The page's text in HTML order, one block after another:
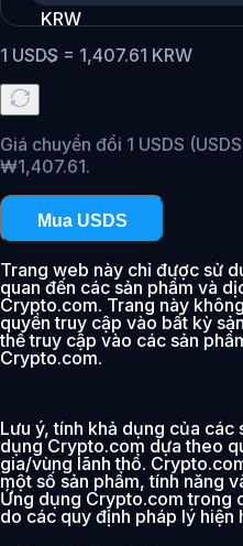
KRW
1 USDS = 1,407.61 KRW
Giá chuyển đổi 1 USDS
₩1,407.61.
Mua USDS
Trang web này chỉ được sử
quan đến các sản phẩm và
Crypto.com. Trang này
quyền truy cập vào bất kỳ
thể truy cập vào các sản
Crypto.com.
Lưu ý, tính khả dụng của các
dụng Crypto.com dựa theo
gia/vùng lãnh thổ.
một số sản phẩm, tính năng
Ứng dụng Crypto.com trong
do các quy định pháp lý hiện